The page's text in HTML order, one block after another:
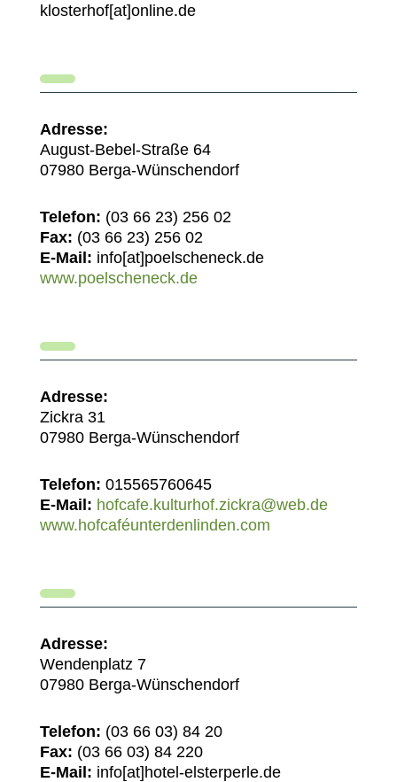
klosterhof[at]online.de
Adresse:
August-Bebel-Straße 64
07980 Berga-Wünschendorf
Telefon: (03 66 23) 256 02
Fax: (03 66 23) 256 02
E-Mail: info[at]poelscheneck.de
www.poelscheneck.de
Adresse:
Zickra 31
07980 Berga-Wünschendorf
Telefon: 015565760645
E-Mail: hofcafe.kulturhof.zickra@web.de
www.hofcaféunterdenlinden.com
Adresse:
Wendenplatz 7
07980 Berga-Wünschendorf
Telefon: (03 66 03) 84 20
Fax: (03 66 03) 84 220
E-Mail: info[at]hotel-elsterperle.de